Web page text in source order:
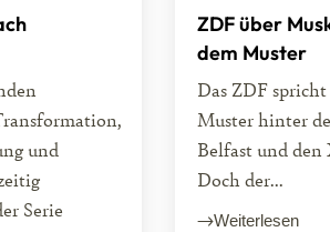
und
Serie
ZDF über
dem Muster
Das ZDF
Muster hinter
Belfast und den
Doch der...
Weiterlesen